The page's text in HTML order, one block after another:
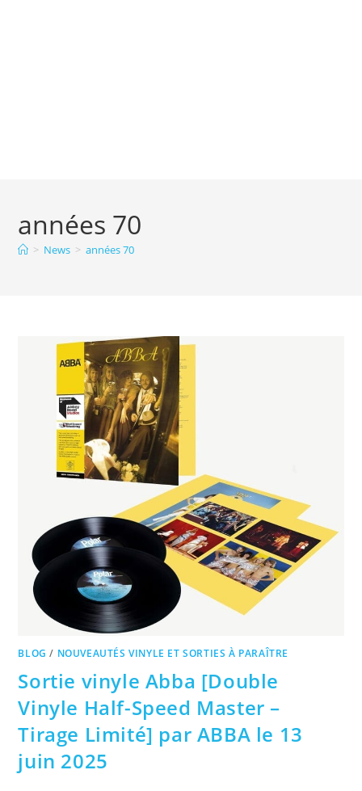
années 70
> News > années 70
BLOG / NOUVEAUTÉS VINYLE ET SORTIES À PARAÎTRE
Sortie vinyle Abba [Double
Vinyle Half-Speed Master –
Tirage Limité] par ABBA le 13
juin 2025